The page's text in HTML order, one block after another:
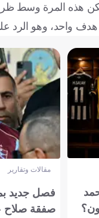
لكن هذه المرة
واحد، وهو الرد
مقالات وتقارير
فصل جديد
صفقة صلاح